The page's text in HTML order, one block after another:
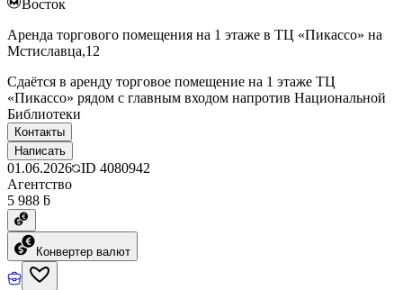
Восток
Аренда торгового помещения на 1 этаже в ТЦ «Пикассо» на
Мстиславца,12
Сдаётся в аренду торговое помещение на 1 этаже ТЦ
«Пикассо» рядом с главным входом напротив Национальной
Библиотеки
Контакты
Написать
01.06.2026 ID 4080942
Агентство
5 988 ƃ
Конвертер валют